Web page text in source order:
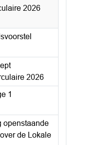
2026
2026
1
openstaande
de Lokale